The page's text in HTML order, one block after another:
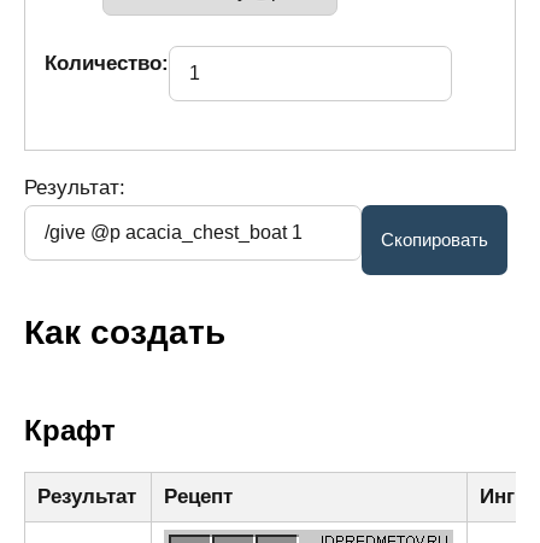
Количество:
Результат:
Как создать
Крафт
Результат Рецепт